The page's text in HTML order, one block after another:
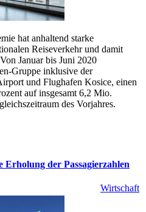
hat anhaltend starke
Reiseverkehr und damit
Januar bis Juni 2020
Gruppe inklusive der
und Flughafen Kosice, einen
auf insgesamt 6,2 Mio.
des Vorjahres.
der Passagierzahlen
Wirtschaft